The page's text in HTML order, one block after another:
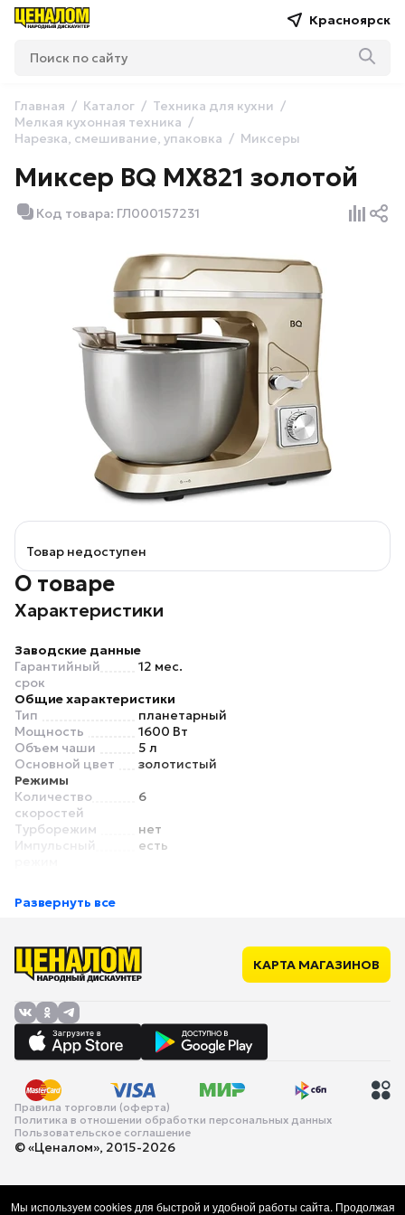
Красноярск
Главная Каталог
Техника для кухни
Мелкая кухонная техника
Нарезка, смешивание, упаковка
Миксеры
Миксер BQ MX821 золотой
Код товара: ГЛ000157231
Товар недоступен
О товаре
Характеристики
Заводские данные
Гарантийный
срок
12 мес.
Общие характеристики
Тип
планетарный
Мощность
1600 Вт
Объем чаши
5 л
Основной цвет
золотистый
Режимы
Количество
скоростей
6
Турборежим
нет
Импульсный
есть
типов насадок
Кнопка
отсоединения
насадок
нет
Длина сетевого
шнура
Габариты и вес
Вес
4.2 кг
Развернуть все
КАРТА МАГАЗИНОВ
Правила торговли (оферта)
Политика в отношении обработки персональных данных
Пользовательское соглашение
© «Ценалом», 2015-2026
Мы используем cookies для быстрой и удобной работы сайта. Продолжая